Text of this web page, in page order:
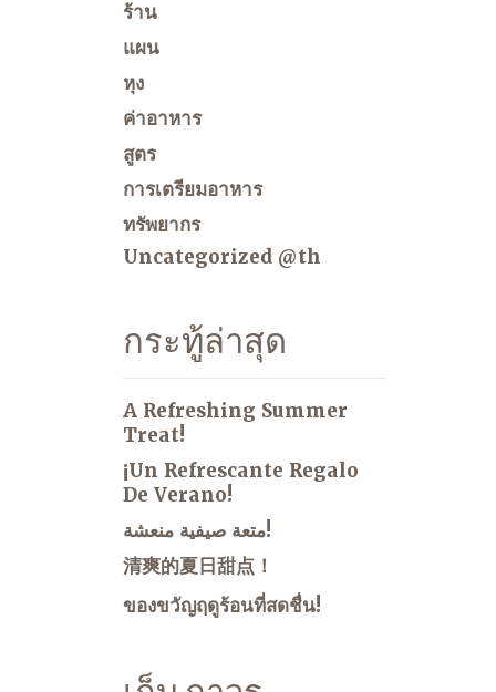
ร้าน
แผน
หุง
ค่าอาหาร
สูตร
การเตรียมอาหาร
ทรัพยากร
Uncategorized @th
กระทู้ล่าสุด
A Refreshing Summer
Treat!
¡Un Refrescante Regalo
De Verano!
متعة صيفية منعشة!
清爽的夏日甜点！
ของขวัญฤดูร้อนที่สดชื่น!